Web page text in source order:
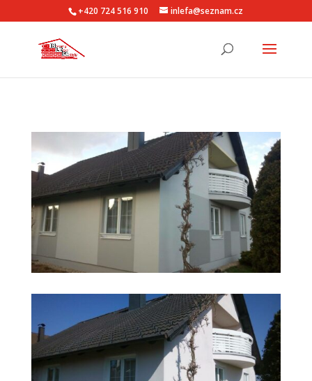
+420 724 516 910 inlefa@seznam.cz